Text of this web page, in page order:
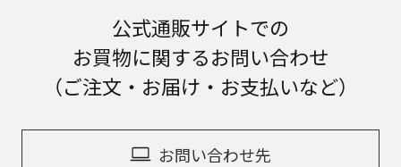
公式通販サイトでの
お買物に関するお問い合わせ
（ご注文・お届け・お支払いなど）
お問い合わせ先